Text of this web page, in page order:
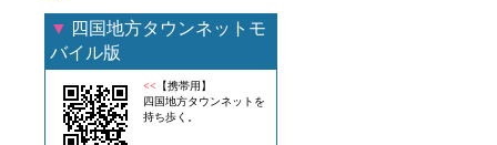
▼ 四国地方タウンネットモ
バイル版
<< 【携帯用】
四国地方タウンネットを
持ち歩く。